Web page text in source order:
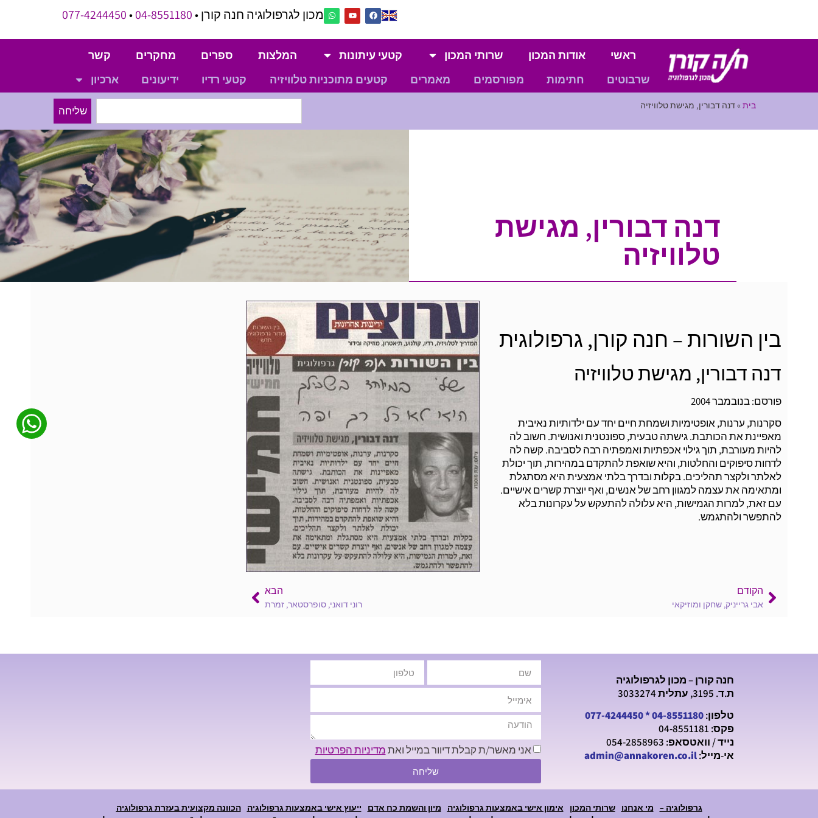
מכון לגרפולוגיה חנה קורן •04-8551180
•
077-4244450
ראשי אודות המכון שרותי המכון קטעי עיתונות המלצות ספרים מחקרים
קשר
שרבוטים
חתימות מפורסמים מאמרים קטעים מתוכניות טלוויזיה קטעי רדיו ידיעונים ארכיון
בית »דנה דבורין, מגישת טלוויזיה שליחה
דנה דבורין, מגישת
טלוויזיה
בין השורות – חנה קורן, גרפולוגית
דנה דבורין, מגישת טלוויזיה
פורסם: בנובמבר 2004
סקרנות, ערנות, אופטימיות ושמחת חיים יחד עם ילדותיות נאיבית
מאפיינת את הכותבת. גישתה טבעית, ספונטנית ואנושית. חשוב לה
להיות מעורבת, תוך גילוי אכפתיות ואמפתיה רבה לסביבה. קשה לה
לדחות סיפוקים והחלטות, והיא שואפת להתקדם במהירות, תוך יכולת
לאלתר ולקצר תהליכים. בקלות ובדרך בלתי אמצעית היא מסתגלת
ומתאימה את עצמה למגוון רחב של אנשים, ואף יוצרת קשרים אישיים.
עם זאת, למרות הגמישות, היא עלולה להתעקש על עקרונות בלא
להתפשר ולהתגמש.
הקודם
אבי גרייניק, שחקן ומוזיקאי
הבא
רוני דואני, סופרסטאר, זמרת
חנה קורן – מכון לגרפולוגיה
ת.ד. 3195, עתלית 3033274
טלפון:04-8551180
*
077-4244450
פקס: 04-8551181
נייד / וואטסאפ: 054-2858963
אי-מייל:admin@annakoren.co.il אני מאשר/ת קבלת דיוור במייל ואתמדיניות הפרטיות
שליחה
גרפולוגיה – מי אנחנו שרותי המכון אימון אישי באמצעות גרפולוגיה מיון והשמת כח אדם ייעוץ אישי באמצעות גרפולוגיה
הכוונה מקצועית בעזרת גרפולוגיה